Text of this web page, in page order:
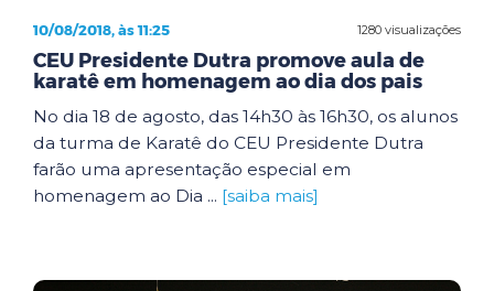
1280 visualizações
10/08/2018, às 11:25
CEU Presidente Dutra promove aula de
karatê em homenagem ao dia dos pais
No dia 18 de agosto, das 14h30 às 16h30, os alunos
da turma de Karatê do CEU Presidente Dutra
farão uma apresentação especial em
homenagem ao Dia ... [saiba mais]